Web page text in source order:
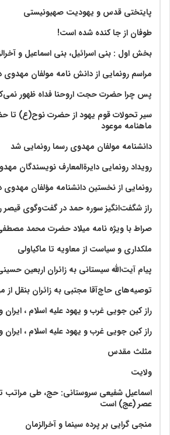
پایتختی قدس و یهودیت صهیونیستی
طوفان از جا کنده شده است!
بخش اول : بنی اسرائیل، بنی اسماعیل و
مراسم رونمایی از دانش نامه مولفان مهدوی
پس چرا حضرت حجت اروحنا فداه ظهور
سیر تحولات قوم یهود از حضرت نوح(ع)
ماهنامه موعود
دانشنامه مولفان مهدوی رسما رونمایی شد
رویداد رونمایی دایرةالمعارف نویسندگان
رونمایی از نخستین دانشنامه مؤلفان
راز شگفت‌انگیز سوره حمد در گفت‌وگوی
صراط با ویژه نامه میلاد حضرت محمد
ملکداری و سیاست از معاویه تا ماکیاولی
پیام آیت‌الله سیستانی به زائران اربعین
توصیه‌های حاج‌آقا مجتبی به زائران بنقل از
راز کین جویی غرب و یهود علیه اسلام ،
راز کین جویی غرب و یهود علیه اسلام ،
مثلث مقدس
ولايت‏
اسماعیل شفیعی سروستانی: حج، طی مراتب
عصر (عج) است
منجی گرایی بر پرده سینما و آخرالزمان